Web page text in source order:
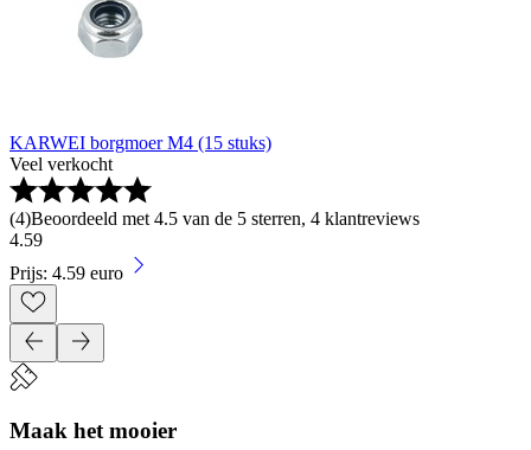
KARWEI borgmoer M4 (15 stuks)
Veel verkocht
(4)Beoordeeld met 4.5 van de 5 sterren, 4 klantreviews
4.59
Prijs: 4.59 euro
Maak het mooier